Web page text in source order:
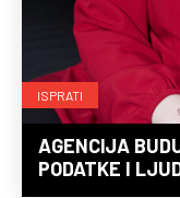
ISPRATI
AGENCIJA
PODATKE I